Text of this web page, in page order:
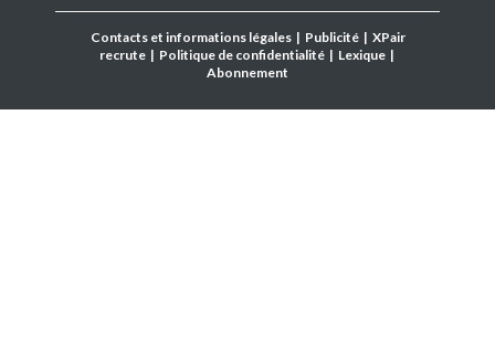
Contacts et informations légales| Publicité| XPair
recrute| Politique de confidentialité| Lexique|
Abonnement